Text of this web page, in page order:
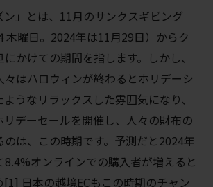
ン」とは、11月のサンクスギビング
木曜日。2024年は11月29日）からク
かけての期間を指します。しかし、
々はハロウィンが終わるとホリデーシ
うなリラックスした雰囲気になり、
リデーセールを開催し、人々の財布の
は、この時期です。予測だと2024年
8.4%オンラインでの購入者が増えると
日本の越境ECもこの時期のチャン